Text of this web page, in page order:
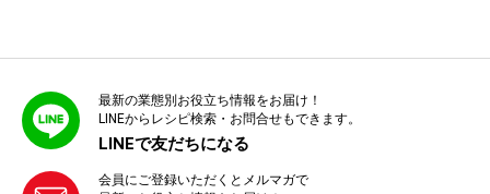
最新の業態別お役立ち情報をお届け！
LINEからレシピ検索・お問合せもできます。
LINEで友だちになる
会員にご登録いただくとメルマガで